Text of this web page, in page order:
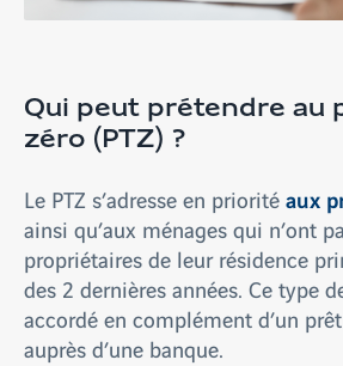
Qui peut prétendre au
zéro (PTZ) ?
Le PTZ s’adresse en prioritéaux
ainsi qu’aux ménages qui n’ont
propriétaires de leur résidence
des 2 dernières années. Ce type
accordé en complément d’un
auprès d’une banque.